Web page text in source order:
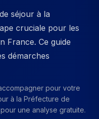
séjour à la
cruciale pour les
France. Ce guide
démarches
pour votre
à la Préfecture de
pour une analyse gratuite.